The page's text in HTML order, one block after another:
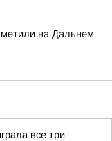
на Дальнем
все три